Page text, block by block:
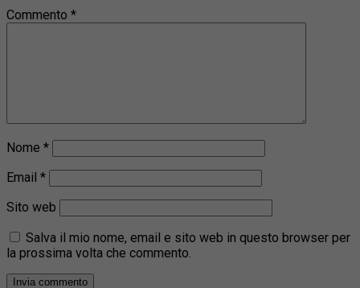
Commento *
Nome *
Email *
Sito web
Salva il mio nome, email e sito web in questo browser per
la prossima volta che commento.